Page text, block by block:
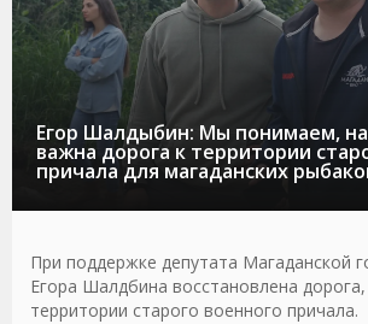
Егор Шалдыбин: Мы понимаем,
важна дорога к территории
причала для магаданских
При поддержке депутата Магаданской
Егора Шалдбина восстановлена
территории старого военного причала.